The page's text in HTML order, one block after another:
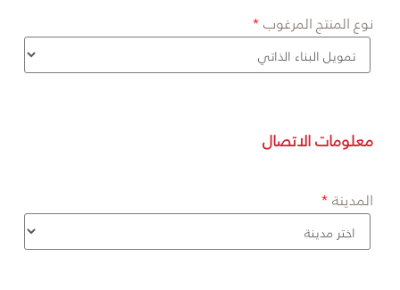
نوع المنتج المرغوب
معلومات الاتصال
المدينة